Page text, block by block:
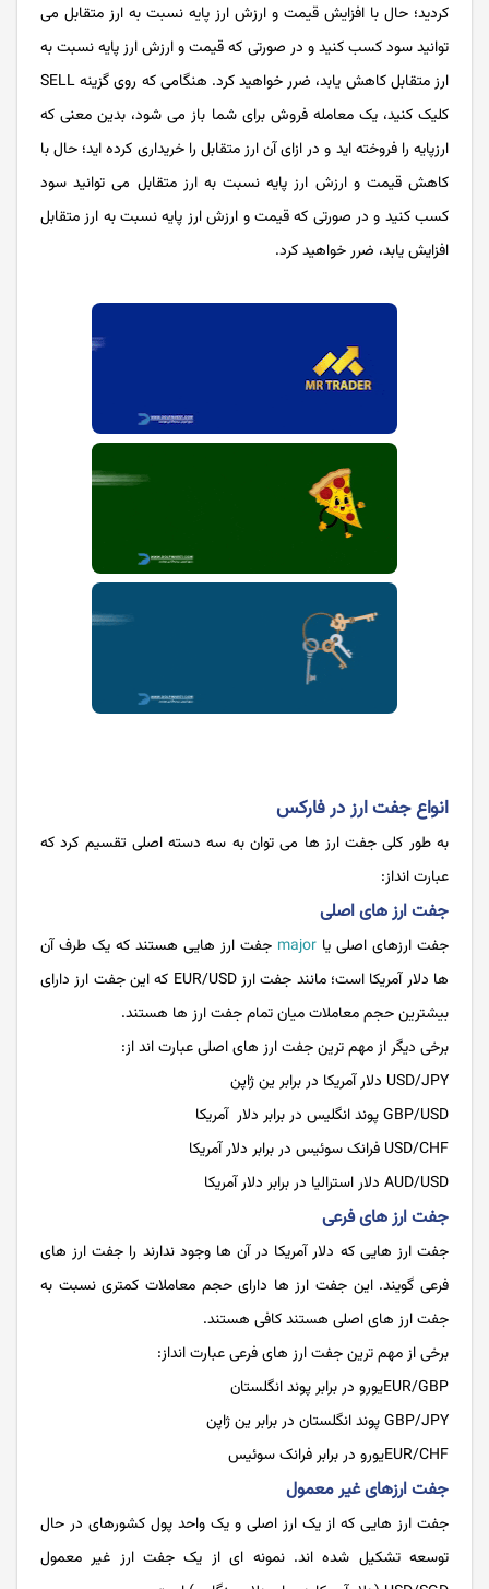
کردید؛ حال با افزایش قیمت و ارزش ارز پایه نسبت به ارز متقابل می
توانید سود کسب کنید و در صورتی که قیمت و ارزش ارز پایه نسبت به
ارز متقابل کاهش یابد، ضرر خواهید کرد. هنگامی که روی گزینه SELL
کلیک کنید، یک معامله فروش برای شما باز می شود، بدین معنی که
ارزپایه را فروخته اید و در ازای آن ارز متقابل را خریداری کرده اید؛ حال با
کاهش قیمت و ارزش ارز پایه نسبت به ارز متقابل می توانید سود
کسب کنید و در صورتی که قیمت و ارزش ارز پایه نسبت به ارز متقابل
افزایش یابد، ضرر خواهید کرد.
انواع جفت ارز در فارکس
به طور کلی جفت ارز ها می توان به سه دسته اصلی تقسیم کرد که
عبارت انداز:
جفت ارز های اصلی
جفت ارزهای اصلی یا major جفت ارز هایی هستند که یک طرف آن
ها دلار آمریکا است؛ مانند جفت ارز EUR/USD که این جفت ارز دارای
بیشترین حجم معاملات میان تمام جفت ارز ها هستند.
برخی دیگر از مهم ترین جفت ارز های اصلی عبارت اند از:
USD/JPY دلار آمریکا در برابر ین ژاپن
GBP/USD پوند انگلیس در برابر دلار آمریکا
USD/CHF فرانک سوئیس در برابر دلار آمریکا
AUD/USD دلار استرالیا در برابر دلار آمریکا
جفت ارز های فرعی
جفت ارز هایی که دلار آمریکا در آن ها وجود ندارند را جفت ارز های
فرعی گویند. این جفت ارز ها دارای حجم معاملات کمتری نسبت به
جفت ارز های اصلی هستند کافی هستند.
برخی از مهم ترین جفت ارز های فرعی عبارت انداز:
EUR/GBPیورو در برابر پوند انگلستان
GBP/JPY پوند انگلستان در برابر ین ژاپن
EUR/CHFیورو در برابر فرانک سوئیس
جفت ارزهای غیر معمول
جفت ارز هایی که از یک ارز اصلی و یک واحد پول کشورهای در حال
توسعه تشکیل شده ‌اند. نمونه ای از یک جفت ارز غیر معمول